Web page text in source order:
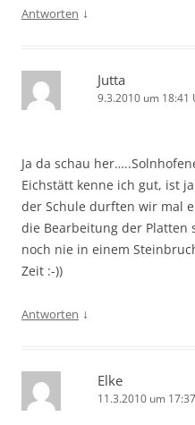
Antworten ↓
Jutta
9.3.2010 um 18:41
Ja da schau
Eichstätt kenne ich gut, ist
der Schule durften wir mal
die Bearbeitung der
noch nie in einem
Zeit :-))
Antworten ↓
Elke
11.3.2010 um